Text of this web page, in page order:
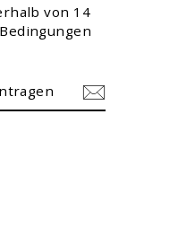
von 14